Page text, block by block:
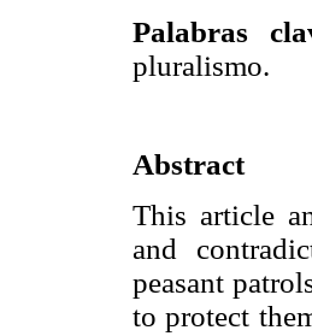
Palabras
pluralismo.
Abstract
This article
and
peasant
to protect